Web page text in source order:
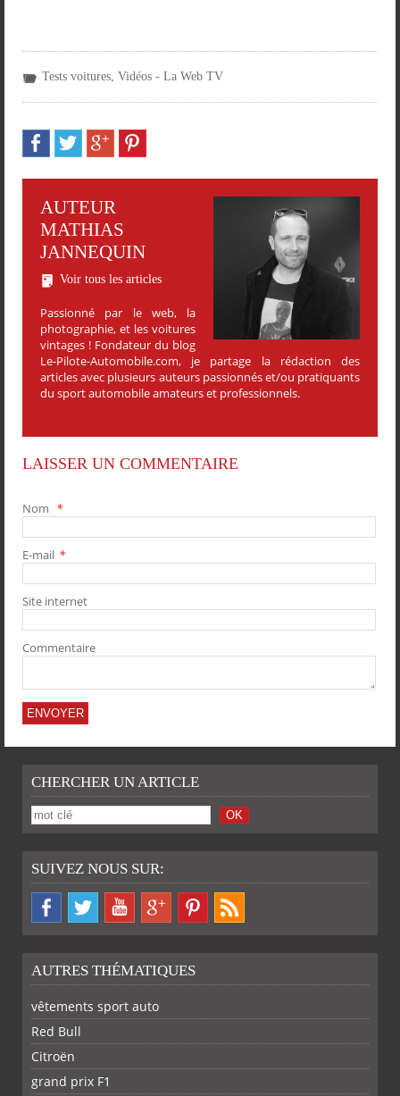
Tests voitures Vidéos - La Web TV
AUTEUR
MATHIAS
JANNEQUIN
Voir tous les articles
Passionné par le web, la
photographie, et les voitures
vintages ! Fondateur du blog
Le-Pilote-Automobile.com, je partage la rédaction des
articles avec plusieurs auteurs passionnés et/ou pratiquants
du sport automobile amateurs et professionnels.
LAISSER UN COMMENTAIRE
Nom *
E-mail *
Site internet
Commentaire
CHERCHER UN ARTICLE
SUIVEZ NOUS SUR:
AUTRES THÉMATIQUES
vêtements sport auto
Red Bull
Citroën
grand prix F1